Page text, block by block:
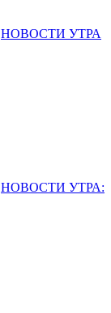
НОВОСТИ УТРА
НОВОСТИ УТРА: